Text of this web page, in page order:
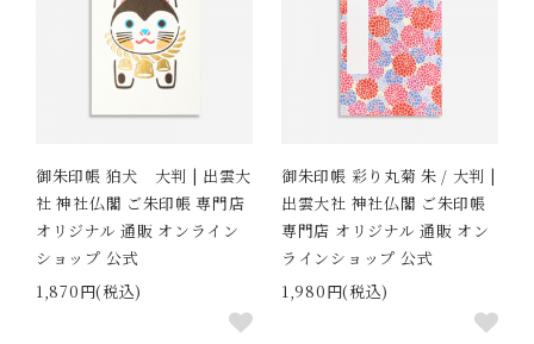
御朱印帳 狛犬 大判 | 出雲大
社 神社仏閣 ご朱印帳 専門店
オリジナル 通販 オンライン
ショップ 公式
1,870円(税込)
御朱印帳 彩り丸菊 朱 / 大判 |
出雲大社 神社仏閣 ご朱印帳
専門店 オリジナル 通販 オン
ラインショップ 公式
1,980円(税込)